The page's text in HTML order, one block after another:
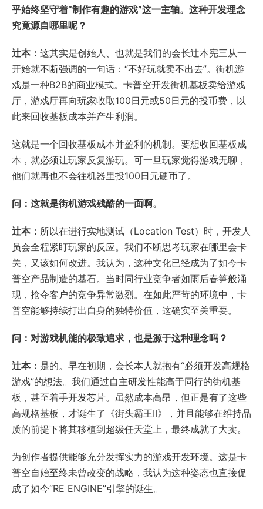
乎始终坚守着“制作有趣的游戏”这一主轴。这种开发理念
究竟源自哪里呢？
辻本： 这其实是创始人、也就是我们的会长辻本宪三从一
开始就不断强调的一句话：“不好玩就卖不出去”。街机游
戏是一种B2B的商业模式。卡普空开发街机基板卖给游戏
厅，游戏厅再向玩家收取100日元或50日元的投币费，以
此来回收基板成本并产生利润。
这就是一个回收基板成本并盈利的机制。要想收回基板成
本，就必须让玩家反复游玩。可一旦玩家觉得游戏无聊，
他们就再也不会往机器里投100日元硬币了。
问：这就是街机游戏残酷的一面啊。
辻本： 所以在进行实地测试（Location Test）时，开发人
员会全程紧盯玩家的反应。我们不断思考玩家在哪里会卡
关，又该如何改进。我认为，这种文化已经成为了如今卡
普空产品制造的基石。当时同行业竞争者如雨后春笋般涌
现，抢夺客户的竞争异常激烈。在如此严苛的环境中，卡
普空能够持续打出自身的独特价值，这确实至关重要。
问：对游戏机能的极致追求，也是源于这种理念吗？
辻本： 是的。早在初期，会长本人就抱有“必须开发高规格
游戏”的想法。我们通过自主研发性能高于同行的街机基
板，甚至着手开发芯片。虽然成本高昂，但正是有了这些
高规格基板，才诞生了《街头霸王II》，并且能够在维持品
质的前提下将其移植到超级任天堂上，最终成就了大卖。
为创作者提供能够充分发挥实力的游戏开发环境。这是卡
普空自始至终未曾改变的战略，我认为这种姿态也直接促
成了如今“RE ENGINE”引擎的诞生。